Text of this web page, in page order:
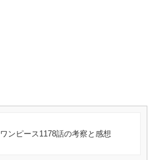
ワンピース1178話の考察と感想